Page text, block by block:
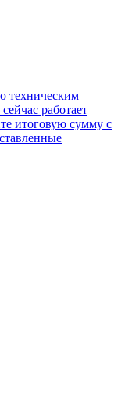
техническим
работает
итоговую сумму с